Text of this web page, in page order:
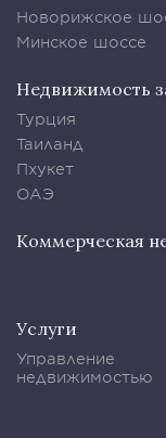
Новорижское
Минское шоссе
Недвижимость
Турция
Таиланд
Пхукет
ОАЭ
Коммерческая
Услуги
Управление
недвижимостью